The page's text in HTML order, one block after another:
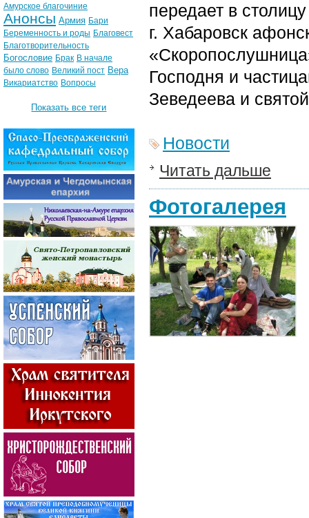
передает в
г. Хабаровск
Господня и
Зеведеева и
Новости
Читать дальше
Фотогалерея
Амурское благочиние
Анонсы Армия Бари
Беременность и роды Благовест
Благотворительность
Богословие Брак В начале
было слово Великий пост Вера
Викариатство Вопросы
Показать все теги